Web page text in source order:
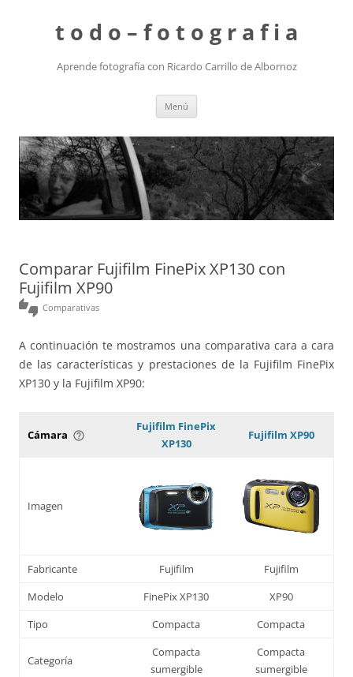
t o d o – f o t o g r a f i a
Aprende fotografía con Ricardo Carrillo de Albornoz
Menú
Comparar Fujifilm FinePix XP130 con
Fujifilm XP90
thumbs_up_down Comparativas
A continuación te mostramos una comparativa cara a cara
de las características y prestaciones de la Fujifilm FinePix
XP130 y la Fujifilm XP90:
Cámara help_outline
Fujifilm FinePix
XP130
Fujifilm XP90
Imagen
Fabricante Fujifilm
Fujifilm
Modelo
FinePix XP130
XP90
Tipo
Compacta Compacta
Categoría
Compacta
sumergible
Compacta
sumergible